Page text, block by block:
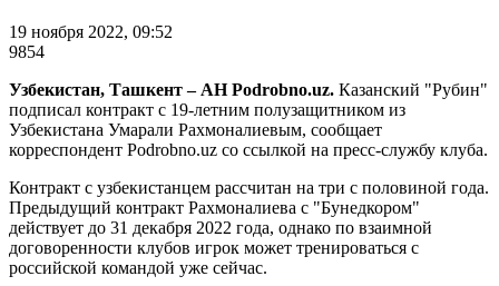
19 ноября 2022, 09:52
9854
Узбекистан, Ташкент – АН Podrobno.uz. Казанский "Рубин"
подписал контракт с 19-летним полузащитником из
Узбекистана Умарали Рахмоналиевым, сообщает
корреспондент Podrobno.uz со ссылкой на пресс-службу клуба.
Контракт с узбекистанцем рассчитан на три с половиной года.
Предыдущий контракт Рахмоналиева с "Бунедкором"
действует до 31 декабря 2022 года, однако по взаимной
договоренности клубов игрок может тренироваться с
российской командой уже сейчас.